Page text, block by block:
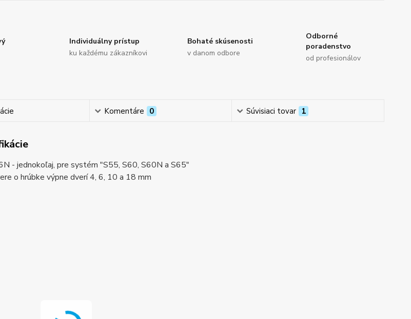
Individuálny prístup
ku každému zákazníkovi
Bohaté skúsenosti
v danom odbore
Odborné
poradenstvo
od profesionálov
Komentáre 0 Súvisiaci tovar 1
- jednokoľaj, pre systém "S55, S60, S60N a S65"
o hrúbke výpne dverí 4, 6, 10 a 18 mm